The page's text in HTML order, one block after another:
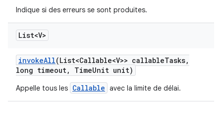
Indique si des erreurs se sont produites.
List<V>
invokeAll(List<Callable<V>> callableTasks,
long timeout, TimeUnit unit)
Appelle tous les Callable avec la limite de délai.